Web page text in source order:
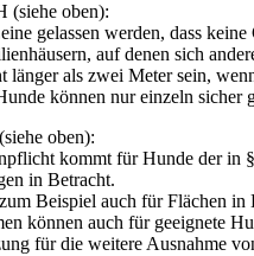
(siehe oben):
gelassen werden, dass
auf denen sich
als zwei Meter sein,
können nur einzeln sicher
oben):
kommt für Hunde der in
in Betracht.
Beispiel auch für Flächen
können auch für geeignete
für die weitere Ausnahme